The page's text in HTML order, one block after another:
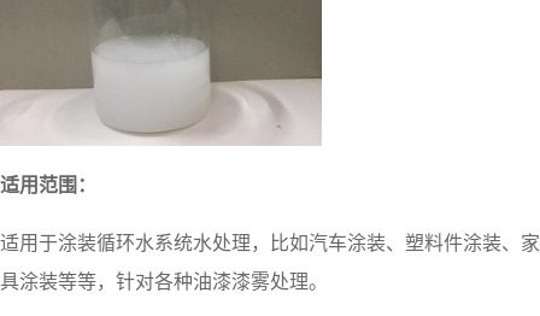
适用范围：
适用于涂装循环水系统水处理，比如汽车涂装、塑料件涂装、家
具涂装等等，针对各种油漆漆雾处理。